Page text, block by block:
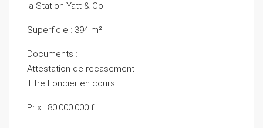
la Station Yatt & Co.
Superficie : 394 m²
Documents :
Attestation de recasement
Titre Foncier en cours
Prix : 80.000.000 f